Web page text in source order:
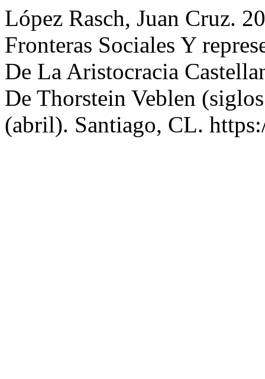
López Rasch, Juan Cruz.
Fronteras Sociales Y
De La Aristocracia
De Thorstein Veblen
(abril). Santiago, CL.